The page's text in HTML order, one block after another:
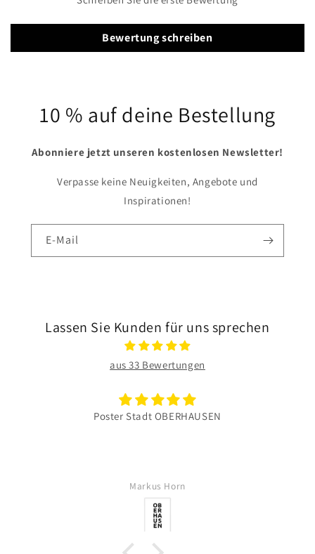
Bewertung schreiben
10 % auf deine Bestellung
Abonniere jetzt unseren kostenlosen Newsletter!
Verpasse keine Neuigkeiten, Angebote und
Inspirationen!
E-Mail
Lassen Sie Kunden für uns sprechen
aus 33 Bewertungen
Poster Stadt OBERHAUSEN
Markus Horn